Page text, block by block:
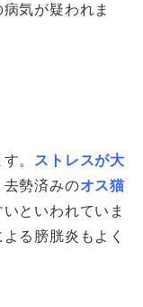
気が疑われま
。
ストレスが大
去勢済みのオス猫
といわれていま
る膀胱炎もよく